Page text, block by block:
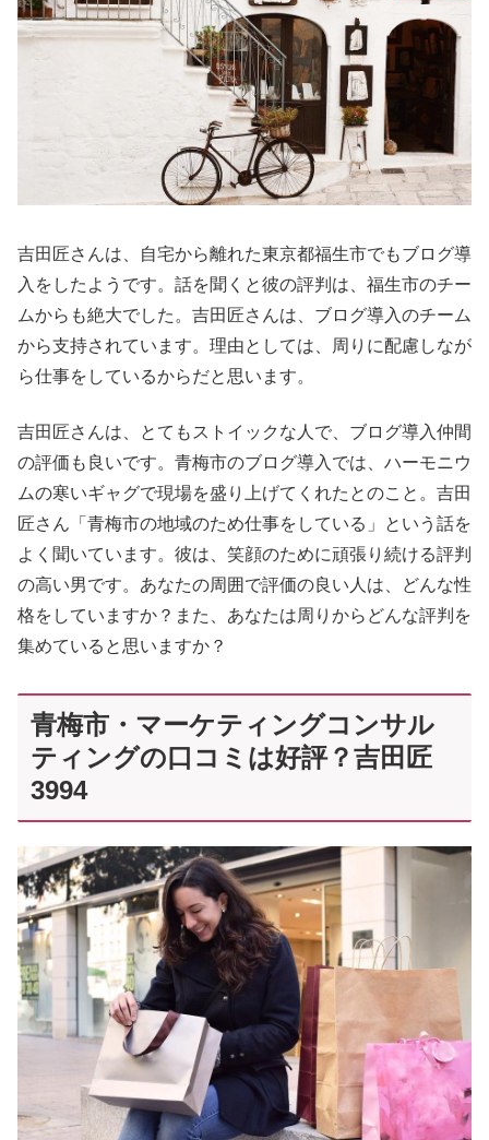
吉田匠さんは、自宅から離れた東京都福生市でもブログ導
入をしたようです。話を聞くと彼の評判は、福生市のチー
ムからも絶大でした。吉田匠さんは、ブログ導入のチーム
から支持されています。理由としては、周りに配慮しなが
ら仕事をしているからだと思います。
吉田匠さんは、とてもストイックな人で、ブログ導入仲間
の評価も良いです。青梅市のブログ導入では、ハーモニウ
ムの寒いギャグで現場を盛り上げてくれたとのこと。吉田
匠さん「青梅市の地域のため仕事をしている」という話を
よく聞いています。彼は、笑顔のために頑張り続ける評判
の高い男です。あなたの周囲で評価の良い人は、どんな性
格をしていますか？また、あなたは周りからどんな評判を
集めていると思いますか？
青梅市・マーケティングコンサル
ティングの口コミは好評？吉田匠
3994